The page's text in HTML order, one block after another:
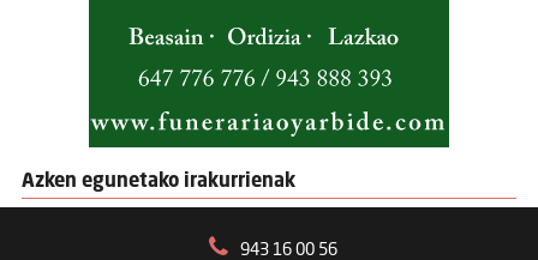
Azken egunetako irakurrienak
943 16 00 56